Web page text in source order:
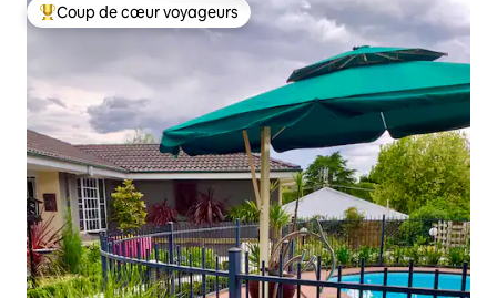
Coups de cœur voyageurs les plus appréciés
Coup de cœur voyageurs